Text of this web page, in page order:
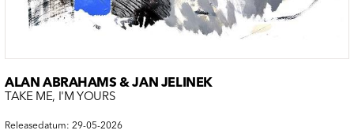
ALAN ABRAHAMS & JAN JELINEK
TAKE ME, I'M YOURS
Releasedatum: 29-05-2026